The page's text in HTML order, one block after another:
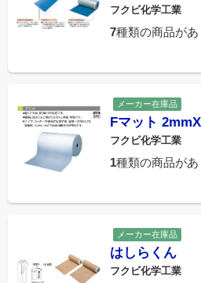
フクビ化学工業
7種類の商品があ
メーカー在庫品
Fマット
フクビ化学工業
1種類の商品があ
メーカー在庫品
はしらくん
フクビ化学工業